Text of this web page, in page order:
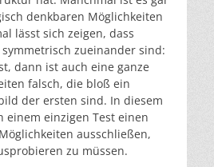
denkbaren Möglichkeiten
lässt sich zeigen, dass
zueinander sind:
dann ist auch eine ganze
falsch, die bloß ein
der ersten sind. In diesem
einem einzigen Test einen
ausschließen,
zu müssen.